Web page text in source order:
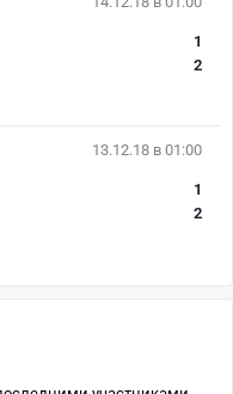
1
2
13.12.18 в 01:00
1
2